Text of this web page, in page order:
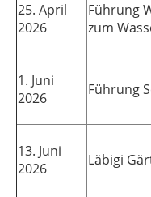
25. April
2026
Führung
zum
1. Juni
2026
Führung
13. Juni
2026
Läbigi